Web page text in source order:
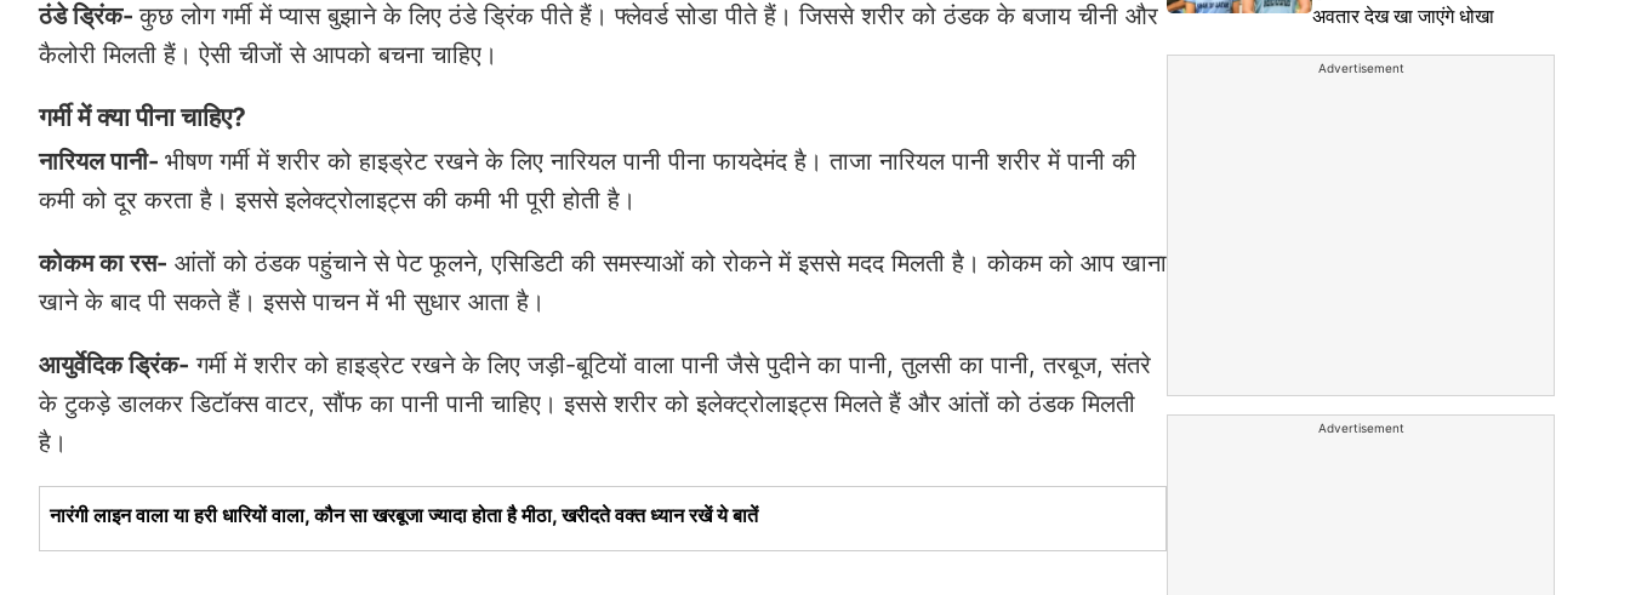
ठंडे ड्रिंक-कुछ लोग गर्मी में प्यास बुझाने के लिए ठंडे ड्रिंक पीते हैं। फ्लेवर्ड सोडा पीते हैं। जिससे शरीर को ठंडक के बजाय चीनी और
कैलोरी मिलती हैं। ऐसी चीजों से आपको बचना चाहिए।
गर्मी में क्या पीना चाहिए?
नारियल पानी- भीषण गर्मी में शरीर को हाइड्रेट रखने के लिए नारियल पानी पीना फायदेमंद है। ताजा नारियल पानी शरीर में पानी की
कमी को दूर करता है। इससे इलेक्ट्रोलाइट्स की कमी भी पूरी होती है।
कोकम का रस- आंतों को ठंडक पहुंचाने से पेट फूलने, एसिडिटी की समस्याओं को रोकने में इससे मदद मिलती है। कोकम को आप खाना
खाने के बाद पी सकते हैं। इससे पाचन में भी सुधार आता है।
आयुर्वेदिक ड्रिंक- गर्मी में शरीर को हाइड्रेट रखने के लिए जड़ी-बूटियों वाला पानी जैसे पुदीने का पानी, तुलसी का पानी, तरबूज, संतरे
के टुकड़े डालकर डिटॉक्स वाटर, सौंफ का पानी पानी चाहिए। इससे शरीर को इलेक्ट्रोलाइट्स मिलते हैं और आंतों को ठंडक मिलती
है।
नारंगी लाइन वाला या हरी धारियों वाला, कौन सा खरबूजा ज्यादा होता है मीठा, खरीदते वक्त ध्यान रखें ये बातें
अवतार देख खा जाएंगे धोखा
Advertisement
Advertisement